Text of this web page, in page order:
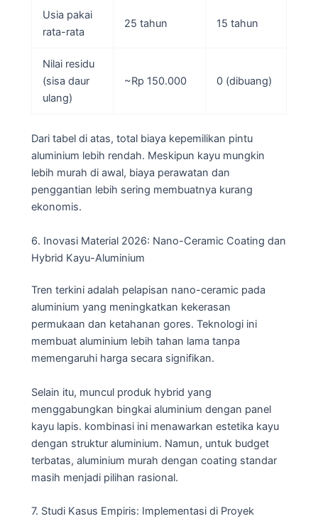
Usia pakai
rata-rata
25 tahun 15 tahun
Nilai residu
(sisa daur
ulang)
~Rp 150.000 0 (dibuang)
Dari tabel di atas, total biaya kepemilikan pintu
aluminium lebih rendah. Meskipun kayu mungkin
lebih murah di awal, biaya perawatan dan
penggantian lebih sering membuatnya kurang
ekonomis.
6. Inovasi Material 2026: Nano-Ceramic Coating dan
Hybrid Kayu-Aluminium
Tren terkini adalah pelapisan nano-ceramic pada
aluminium yang meningkatkan kekerasan
permukaan dan ketahanan gores. Teknologi ini
membuat aluminium lebih tahan lama tanpa
memengaruhi harga secara signifikan.
Selain itu, muncul produk hybrid yang
menggabungkan bingkai aluminium dengan panel
kayu lapis. kombinasi ini menawarkan estetika kayu
dengan struktur aluminium. Namun, untuk budget
terbatas, aluminium murah dengan coating standar
masih menjadi pilihan rasional.
7. Studi Kasus Empiris: Implementasi di Proyek